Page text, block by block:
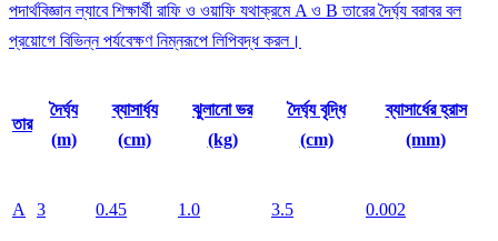
পদার্থবিজ্ঞান ল্যাবে শিক্ষার্থী রাফি ও ওয়াফি যথাক্রমে A ও B তারের দৈর্ঘ্য বরাবর বল
প্রয়োগে বিভিন্ন পর্যবেক্ষণ নিম্নরূপে লিপিবদ্ধ করল।
তার
দৈর্ঘ্য
(m)
ব্যাসার্ধ্য
(cm)
ঝুলানো ভর
(kg)
দৈর্ঘ্য বৃদ্ধি
(cm)
ব্যাসার্ধের হ্রাস
(mm)
A 3 0.45 1.0 3.5 0.002